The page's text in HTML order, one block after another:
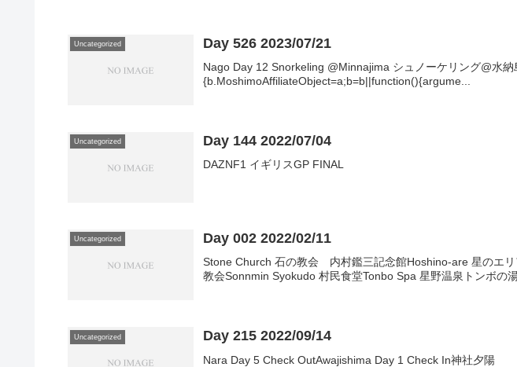
Uncategorized Day 526 2023/07/21
Nago Day 12 Snorkeling @Minnajima シュノーケリング@水
{b.MoshimoAffiliateObject=a;b=b||function(){argume...
Uncategorized Day 144 2022/07/04
DAZNF1 イギリスGP FINAL
Uncategorized Day 002 2022/02/11
Stone Church 石の教会 内村鑑三記念館Hoshino-are 星のエ
教会Sonnmin Syokudo 村民食堂Tonbo Spa 星野温泉トンボの
Uncategorized Day 215 2022/09/14
Nara Day 5 Check OutAwajishima Day 1 Check In神社夕陽